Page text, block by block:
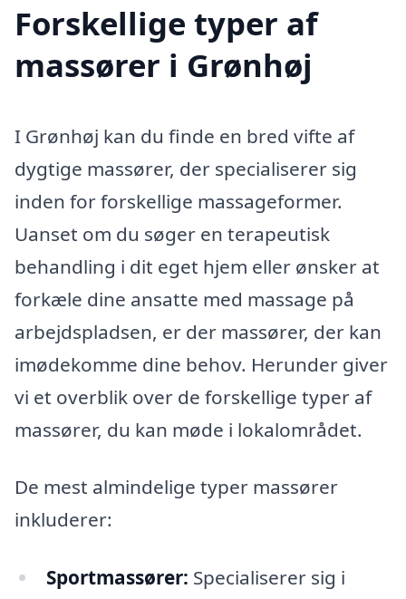
Forskellige typer af
massører i Grønhøj
I Grønhøj kan du finde en bred vifte af
dygtige massører, der specialiserer sig
inden for forskellige massageformer.
Uanset om du søger en terapeutisk
behandling i dit eget hjem eller ønsker at
forkæle dine ansatte med massage på
arbejdspladsen, er der massører, der kan
imødekomme dine behov. Herunder giver
vi et overblik over de forskellige typer af
massører, du kan møde i lokalområdet.
De mest almindelige typer massører
inkluderer:
Sportmassører: Specialiserer sig i